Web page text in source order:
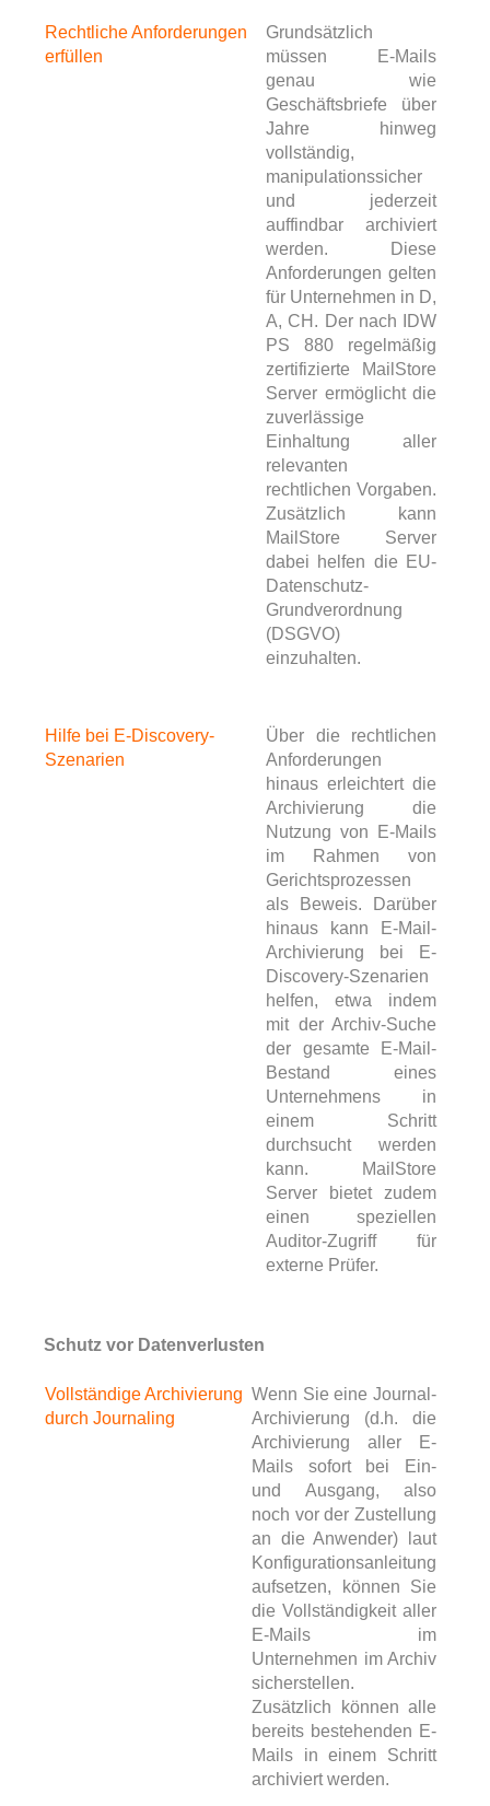
Rechtliche Anforderungen
erfüllen
Grundsätzlich
müssen E-Mails
genau wie
Geschäftsbriefe über
Jahre hinweg
vollständig,
manipulationssicher
und jederzeit
auffindbar archiviert
werden. Diese
Anforderungen gelten
für Unternehmen in D,
A, CH. Der nach IDW
PS 880 regelmäßig
zertifizierte MailStore
Server ermöglicht die
zuverlässige
Einhaltung aller
relevanten
rechtlichen Vorgaben.
Zusätzlich kann
MailStore Server
dabei helfen die EU-
Datenschutz-
Grundverordnung
(DSGVO)
einzuhalten.
Hilfe bei E-Discovery-
Szenarien
Über die rechtlichen
Anforderungen
hinaus erleichtert die
Archivierung die
Nutzung von E-Mails
im Rahmen von
Gerichtsprozessen
als Beweis. Darüber
hinaus kann E-Mail-
Archivierung bei E-
Discovery-Szenarien
helfen, etwa indem
mit der Archiv-Suche
der gesamte E-Mail-
Bestand eines
Unternehmens in
einem Schritt
durchsucht werden
kann. MailStore
Server bietet zudem
einen speziellen
Auditor-Zugriff für
externe Prüfer.
Schutz vor Datenverlusten
Vollständige Archivierung
durch Journaling
Wenn Sie eine Journal-
Archivierung (d.h. die
Archivierung aller E-
Mails sofort bei Ein-
und Ausgang, also
noch vor der Zustellung
an die Anwender) laut
Konfigurationsanleitung
aufsetzen, können Sie
die Vollständigkeit aller
E-Mails im
Unternehmen im Archiv
sicherstellen.
Zusätzlich können alle
bereits bestehenden E-
Mails in einem Schritt
archiviert werden.